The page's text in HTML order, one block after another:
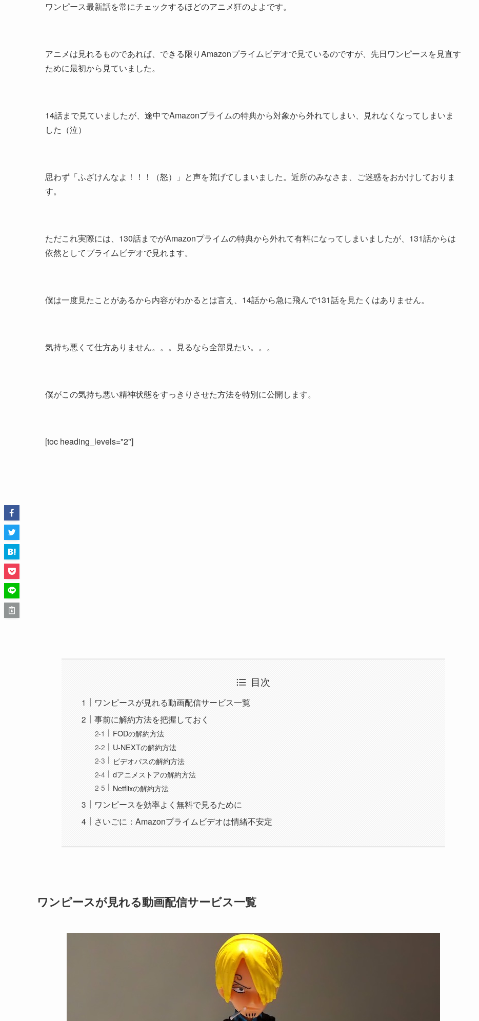
ワンピース最新話を常にチェックするほどのアニメ狂のよよです。
アニメは見れるものであれば、できる限りAmazonプライムビデオで見ているのですが、先日ワンピースを見直す
ために最初から見ていました。
14話まで見ていましたが、途中でAmazonプライムの特典から対象から外れてしまい、見れなくなってしまいま
した（泣）
思わず「ふざけんなよ！！！（怒）」と声を荒げてしまいました。近所のみなさま、ご迷惑をおかけしておりま
す。
ただこれ実際には、130話までがAmazonプライムの特典から外れて有料になってしまいましたが、131話からは
依然としてプライムビデオで見れます。
僕は一度見たことがあるから内容がわかるとは言え、14話から急に飛んで131話を見たくはありません。
気持ち悪くて仕方ありません。。。見るなら全部見たい。。。
僕がこの気持ち悪い精神状態をすっきりさせた方法を特別に公開します。
[toc heading_levels="2"]
目次
ワンピースが見れる動画配信サービス一覧
事前に解約方法を把握しておく
FODの解約方法
U-NEXTの解約方法
ビデオパスの解約方法
dアニメストアの解約方法
Netflixの解約方法
ワンピースを効率よく無料で見るために
さいごに：Amazonプライムビデオは情緒不安定
ワンピースが見れる動画配信サービス一覧